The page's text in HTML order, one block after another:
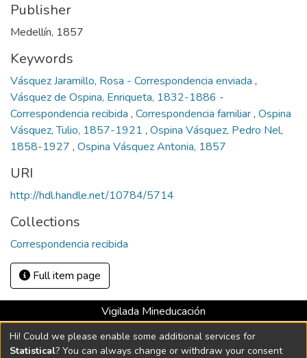
Publisher
Medellín, 1857
Keywords
Vásquez Jaramillo, Rosa - Correspondencia enviada ,
Vásquez de Ospina, Enriqueta, 1832-1886 -
Correspondencia recibida , Correspondencia familiar, Ospina
Vásquez, Tulio, 1857-1921 , Ospina Vásquez, Pedro Nel,
1858-1927 , Ospina Vásquez Antonia, 1857
URI
http://hdl.handle.net/10784/5714
Collections
Correspondencia recibida
Full item page
Vigilada Mineducación
Universidad con Acreditación Institucional hasta 2026 -
Resolución MEN 2158 de 2018
Hi! Could we please enable some additional services for
Statistical? You can always change or withdraw your consent